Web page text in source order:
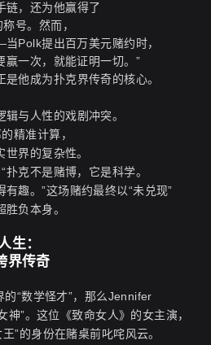
链，还为他赢得了
号。然而，
Polk提出百万美元赌约时，
赢一次，就能证明一切。”
他成为扑克界传奇的核心。
与人性的戏剧冲突。
精准计算，
界的复杂性。
克不是赌博，它是科学。
趣。”这场赌约最终以“未兑现”
负本身。
生：
界传奇
“数学怪才”，那么Jennifer
神”。这位《致命女人》的女主演，
”的身份在赌桌前叱咤风云。